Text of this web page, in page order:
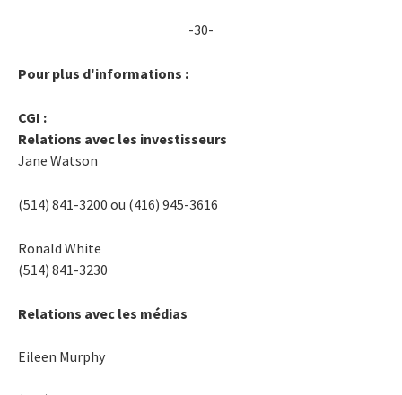
-30-
Pour plus d'informations :
CGI :
Relations avec les investisseurs
Jane Watson
(514) 841-3200 ou (416) 945-3616
Ronald White
(514) 841-3230
Relations avec les médias
Eileen Murphy